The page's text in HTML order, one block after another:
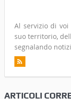
Al servizio di
suo territorio,
segnalando
ARTICOLI